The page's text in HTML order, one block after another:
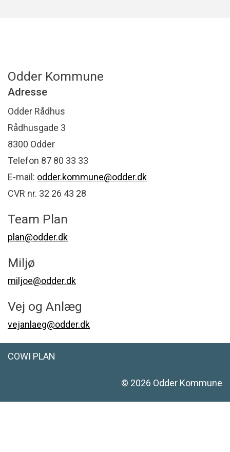
Odder Kommune
Adresse
Odder Rådhus
Rådhusgade 3
8300 Odder
Telefon 87 80 33 33
E-mail: odder.kommune@odder.dk
CVR nr. 32 26 43 28
Team Plan
plan@odder.dk
Miljø
miljoe@odder.dk
Vej og Anlæg
vejanlaeg@odder.dk
COWI PLAN
© 2026 Odder Kommune